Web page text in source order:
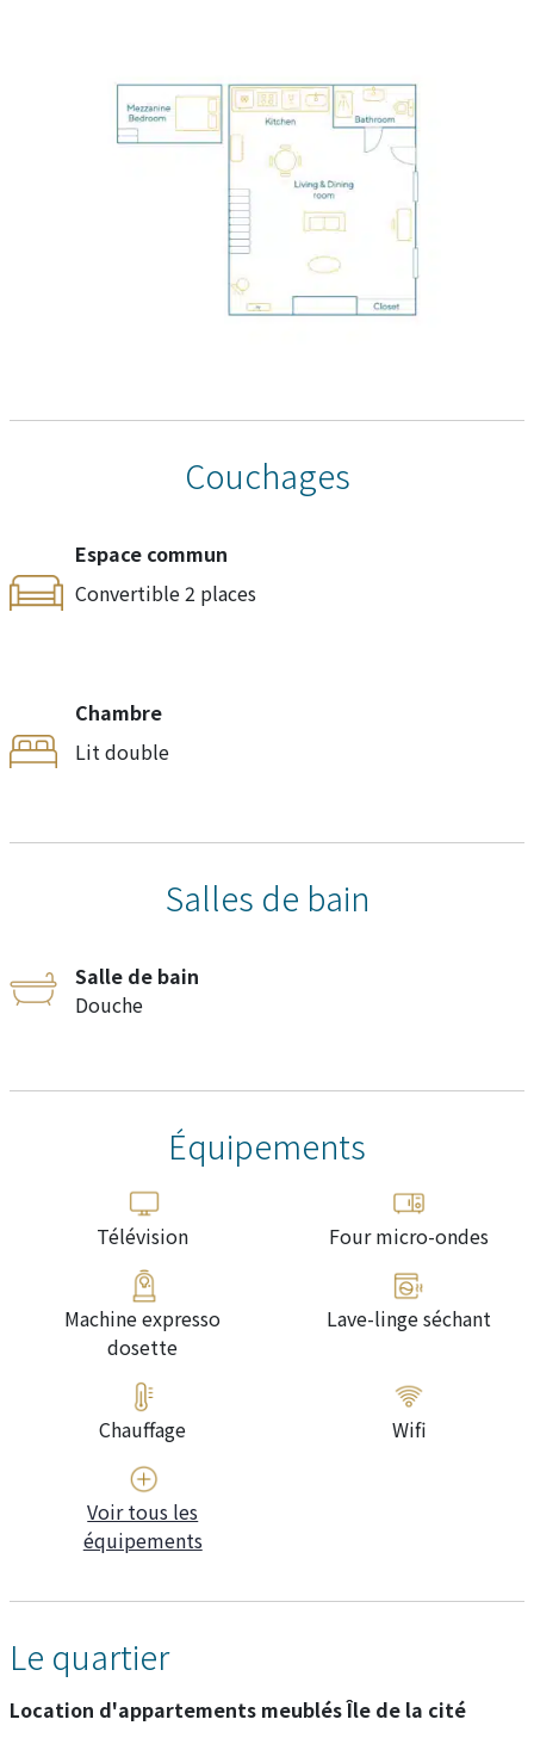
Couchages
Espace commun
Convertible 2 places
Chambre
Lit double
Salles de bain
Salle de bain
Douche
Équipements
Télévision Four micro-ondes
Machine expresso
dosette
Lave-linge séchant
Chauffage Wifi
Voir tous les
équipements
Le quartier
Location d'appartements meublés Île de la cité